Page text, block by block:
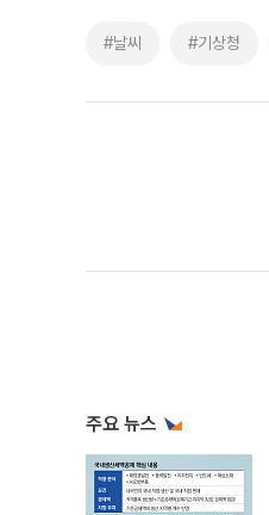
#날씨 #기상청
주요 뉴스